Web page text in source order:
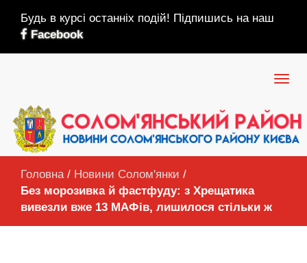
Будь в курсі останніх подій! Підпишись на наш
Facebook
Головна / Новини Солом'янки /
Без морозивка й фастфуду: з Хрещатика
вивезли вже 13 МАФів, лишилося стільки ж